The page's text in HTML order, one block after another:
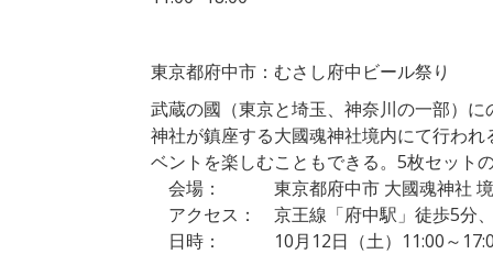
東京都府中市：むさし府中ビール祭り
武蔵の國（東京と埼玉、神奈川の一部）
神社が鎮座する大國魂神社境内にて行わ
ベントを楽しむこともできる。5枚セット
会場： 東京都府中市 大國魂神社
アクセス： 京王線「府中駅」徒歩5分
日時： 10月12日（土）11:00～